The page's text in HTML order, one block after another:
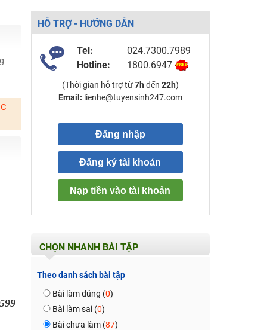
HỖ TRỢ - HƯỚNG DẪN
Tel:
024.7300.7989
Hotline:
1800.6947
(Thời gian hỗ trợ từ7h đến 22h)
Email: lienhe@tuyensinh247.com
Đăng nhập
Đăng ký tài khoản
Nạp tiền vào tài khoản
CHỌN NHANH BÀI TẬP
Theo danh sách bài tập
Bài làm đúng (0)
Bài làm sai (0)
Bài chưa làm (87)